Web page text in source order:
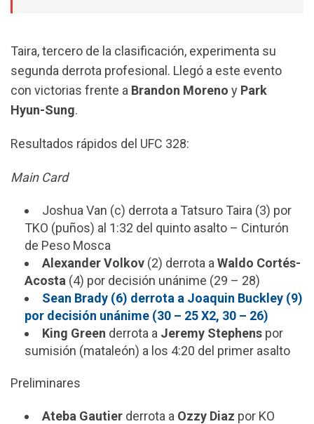
Taira, tercero de la clasificación, experimenta su
segunda derrota profesional. Llegó a este evento
con victorias frente a Brandon Moreno y Park
Hyun-Sung.
Resultados rápidos del UFC 328:
Main Card
Joshua Van (c) derrota a Tatsuro Taira (3) por
TKO (puños) al 1:32 del quinto asalto – Cinturón
de Peso Mosca
Alexander Volkov (2) derrota a Waldo Cortés-
Acosta (4) por decisión unánime (29 – 28)
Sean Brady (6) derrota a Joaquin Buckley (9)
por decisión unánime (30 – 25 X2, 30 – 26)
King Green derrota a Jeremy Stephens por
sumisión (mataleón) a los 4:20 del primer asalto
Preliminares
Ateba Gautier derrota a Ozzy Diaz por KO